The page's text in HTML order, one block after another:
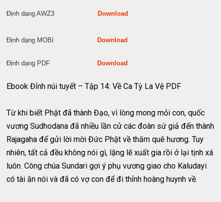
Định dạng AWZ3Download
Định dạng MOBIDownload
Định dạng PDFDownload
Ebook Đỉnh núi tuyết – Tập 14: Về Ca Tỳ La Vệ PDF
Từ khi biết Phật đã thành Đạo, vì lòng mong mỏi con, quốc
vương Sudhodana đã nhiều lần cử các đoàn sứ giả đến thành
Rajagaha để gửi lời mời Đức Phật về thăm quê hương. Tuy
nhiên, tất cả đều không nói gì, lặng lẽ xuất gia rồi ở lại tịnh xá
luôn. Công chúa Sundari gợi ý phụ vương giao cho Kaludayi
có tài ăn nói và đã có vợ con để đi thỉnh hoàng huynh về.